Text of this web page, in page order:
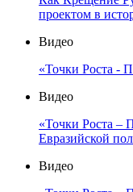
проектом в
Видео
«Точки Роста -
Видео
«Точки Роста –
Евразийской
Видео